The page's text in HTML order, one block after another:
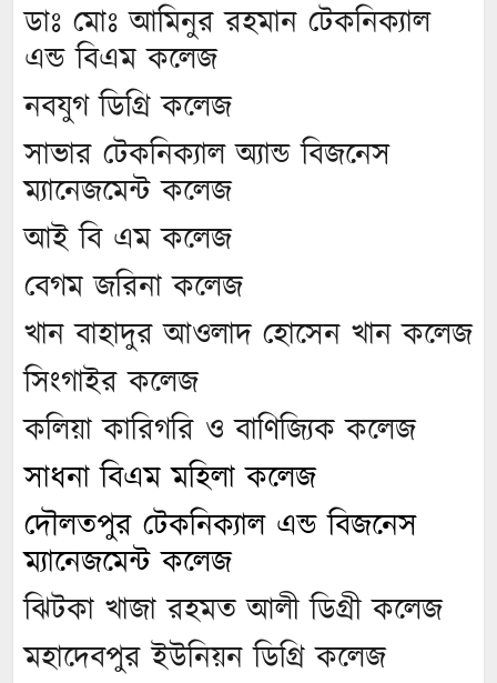
ডাঃ মোঃ আমিনুর রহমান টেকনিক্যাল
এন্ড বিএম কলেজ
নবযুগ ডিগ্রি কলেজ
সাভার টেকনিক্যাল অ্যান্ড বিজনেস
ম্যানেজমেন্ট কলেজ
আই বি এম কলেজ
বেগম জরিনা কলেজ
খান বাহাদুর আওলাদ হোসেন খান কলেজ
সিংগাইর কলেজ
কলিয়া কারিগরি ও বাণিজ্যিক কলেজ
সাধনা বিএম মহিলা কলেজ
দৌলতপুর টেকনিক্যাল এন্ড বিজনেস
ম্যানেজমেন্ট কলেজ
ঝিটকা খাজা রহমত আলী ডিগ্রী কলেজ
মহাদেবপুর ইউনিয়ন ডিগ্রি কলেজ